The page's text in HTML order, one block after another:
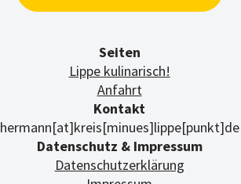
Seiten
Lippe kulinarisch!
Anfahrt
Kontakt
hermann[at]kreis[minues]lippe[punkt]de
Datenschutz & Impressum
Datenschutzerklärung